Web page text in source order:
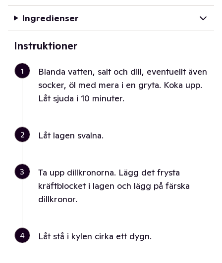
Ingredienser
Instruktioner
1
Blanda vatten, salt och dill, eventuellt även
socker, öl med mera i en gryta. Koka upp.
Låt sjuda i 10 minuter.
2 Låt lagen svalna.
3
Ta upp dillkronorna. Lägg det frysta
kräftblocket i lagen och lägg på färska
dillkronor.
4 Låt stå i kylen cirka ett dygn.